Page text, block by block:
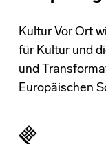
Kultur Vor Ort
für Kultur und
und
Europäischen